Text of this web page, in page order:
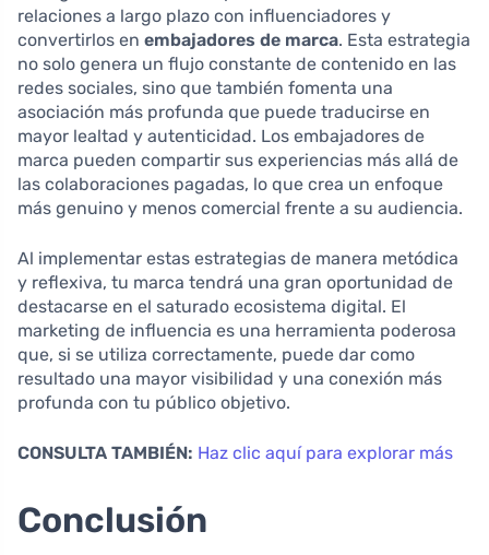
relaciones a largo plazo con influenciadores y
convertirlos en embajadores de marca. Esta estrategia
no solo genera un flujo constante de contenido en las
redes sociales, sino que también fomenta una
asociación más profunda que puede traducirse en
mayor lealtad y autenticidad. Los embajadores de
marca pueden compartir sus experiencias más allá de
las colaboraciones pagadas, lo que crea un enfoque
más genuino y menos comercial frente a su audiencia.
Al implementar estas estrategias de manera metódica
y reflexiva, tu marca tendrá una gran oportunidad de
destacarse en el saturado ecosistema digital. El
marketing de influencia es una herramienta poderosa
que, si se utiliza correctamente, puede dar como
resultado una mayor visibilidad y una conexión más
profunda con tu público objetivo.
CONSULTA TAMBIÉN: Haz clic aquí para explorar más
Conclusión